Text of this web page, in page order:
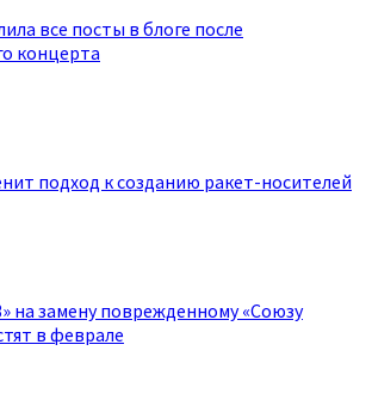
все посты в блоге после
концерта
подход к созданию ракет-носителей
на замену поврежденному «Союзу
в феврале